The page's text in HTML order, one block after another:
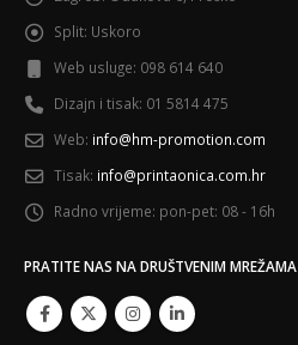
Split: Uskoro
Web usluge: 098 614 640
Dizajn i tisak: 01 5814 475
Web: info@hm-promotion.com
Tisak: info@printaonica.com.hr
Radno vrijeme: pon-pet: 08 - 16h
PRATITE NAS NA DRUŠTVENIM MREŽAMA